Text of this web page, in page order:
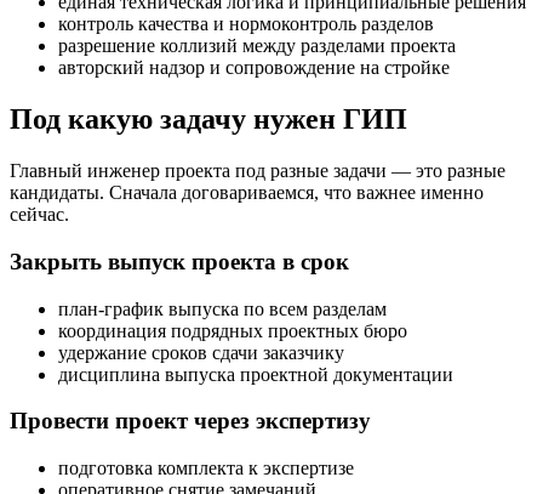
контроль качества и нормоконтроль разделов
разрешение коллизий между разделами проекта
авторский надзор и сопровождение на стройке
Под какую задачу нужен ГИП
Главный инженер проекта под разные задачи — это разные
кандидаты. Сначала договариваемся, что важнее именно
сейчас.
Закрыть выпуск проекта в срок
план‑график выпуска по всем разделам
координация подрядных проектных бюро
удержание сроков сдачи заказчику
дисциплина выпуска проектной документации
Провести проект через экспертизу
подготовка комплекта к экспертизе
оперативное снятие замечаний